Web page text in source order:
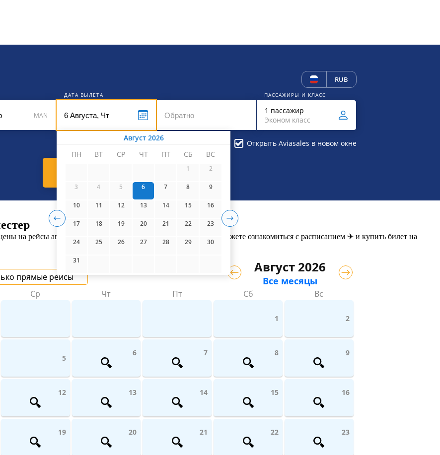
RUB
MAN
ДАТА ВЫЛЕТА
Август 2026
ПН
ВТ СР ЧТ ПТ СБ ВС
1 2
3 4 5 6 7 8 9
10 11 12 13 14 15 16
17 18 19 20 21 22 23
24 25 26 27 28 29 30
31
ПАССАЖИРЫ И КЛАСС
1 пассажир
Эконом класс
Открыть Aviasales в новом окне
на рейсы авиакомпаний поможет UniTicket.ru. На сайте вы можете ознакомиться с расписанием ✈ и купить билет на
прямые рейсы
Август 2026
Все месяцы
Ср Чт Пт Сб Вс
1 2
5
6 7 8 9
12 13 14 15 16
19 20 21 22 23